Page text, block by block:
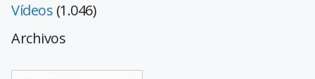
Vídeos (1.046)
Archivos